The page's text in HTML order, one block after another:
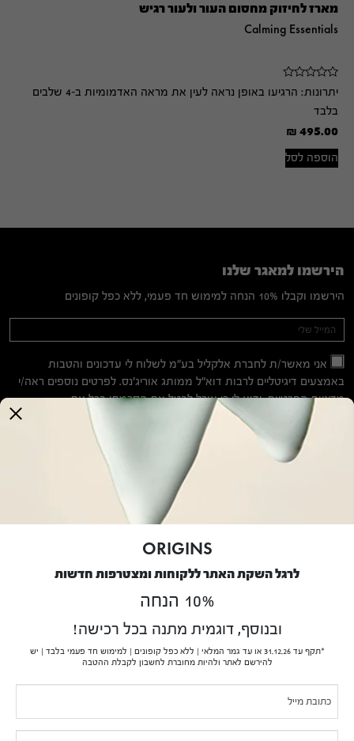
מארז לחיזוק מחסום העור ולעור רגיש
Calming Essentials
יתרונות:
הרגיעו באופן נראה לעין את מראה האדמומיות ב-4 שלבים
בלבד
₪ 495.00
הוספה לסל
הירשמו למאגר שלנו
הירשמו וקבלו 10% הנחה למימוש חד פעמי, ללא כפל קופונים
Mailing
List
אני מאשר/ת לחברת אלקליל בע"מ לשלוח לי עדכונים והטבות
באמצעים דיגיטליים לרבות דוא"ל ממותג אוריג'נס. לפרטים נוספים ראה/י
מדיניות הפרטיות. ידוע לי כי אוכל לבטל את הסכמתי בכל עת.
If you
are
human,
leave
שירות לקוחות
שירות לקוחות בנושא משלוחים והחזרות
תעודת כשרות לפסח 2026
ORIGINS
לרגל השקת האתר ללקוחות ומצטרפות חדשות
10% הנחה
ובנוסף, דוגמית מתנה בכל רכישה!
*תקף עד 31.12.26 או עד גמר המלאי | ללא כפל קופונים | למימוש חד פעמי בלבד | יש
להירשם לאתר ולהיות מחוברת לחשבון לקבלת ההטבה
Pop-
Up
human,